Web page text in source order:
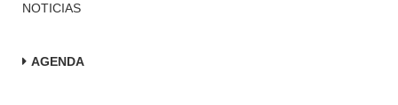
NOTICIAS
AGENDA